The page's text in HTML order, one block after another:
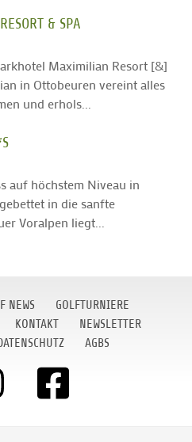
& SPA
Maximilian Resort [&]
in Ottobeuren vereint alles
und erhols...
auf höchstem Niveau in
in die sanfte
Voralpen liegt...
NEWS
GOLFTURNIERE
KONTAKT
NEWSLETTER
AGBS